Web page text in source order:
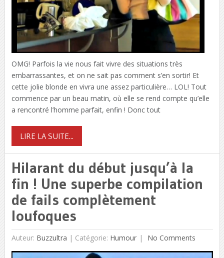
OMG! Parfois la vie nous fait vivre des situations très
embarrassantes, et on ne sait pas comment s’en sortir! Et
cette jolie blonde en vivra une assez particulière… LOL! Tout
commence par un beau matin, où elle se rend compte qu’elle
a rencontré l’homme parfait, enfin ! Donc tout
LIRE LA SUITE...
Hilarant du début jusqu’à la
fin ! Une superbe compilation
de fails complètement
loufoques
Auteur: Buzzultra | Catégorie: Humour No Comments